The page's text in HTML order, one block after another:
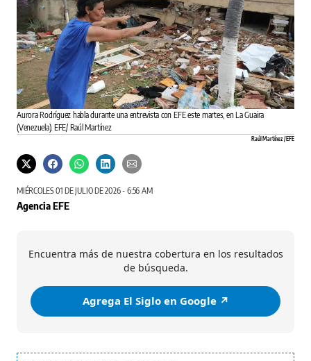
Aurora Rodríguez habla durante una entrevista con EFE este martes, en La Guaira
(Venezuela). EFE/ Raúl Martínez
Raúl Martínez / EFE
MIÉRCOLES 01 DE JULIO DE 2026 - 6:56 AM
Agencia EFE
Encuentra más de nuestra cobertura en los resultados
de búsqueda.
Agrega El Siglo en Google ↗️